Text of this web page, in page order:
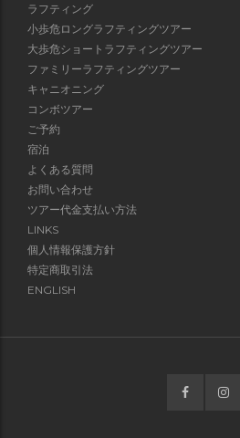
ラフティング
小歩危ロングラフティングツアー
大歩危ショートラフティングツアー
ファミリーラフティングツアー
キャニオニング
コンボツアー
ご予約
宿泊
よくある質問
お問い合わせ
ツアー代金支払い方法
LINKS
個人情報保護方針
特定商取引法
ENGLISH